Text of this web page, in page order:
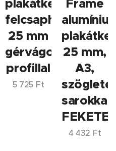
plakátkeret,
felcsapható,
25 mm
gérvágott
profillal
5 725 Ft
Frame
25 mm,
A3,
szögletes
sarokkal,
FEKETE
4 432 Ft